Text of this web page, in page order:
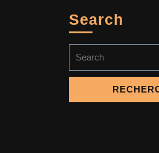
Search
for: